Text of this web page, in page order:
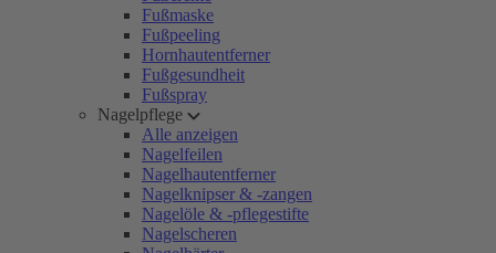
Fußmaske
Fußpeeling
Hornhautentferner
Fußgesundheit
Fußspray
Nagelpflege
Alle anzeigen
Nagelfeilen
Nagelhautentferner
Nagelknipser & -zangen
Nagelöle & -pflegestifte
Nagelscheren